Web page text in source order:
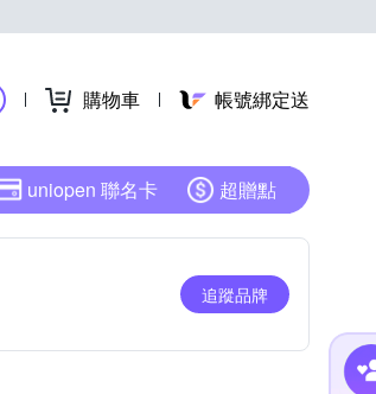
購物車 帳號綁定送
uniopen 聯名卡 超贈點
追蹤品牌